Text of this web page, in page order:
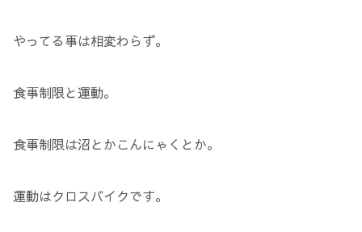
やってる事は相変わらず。
食事制限と運動。
食事制限は沼とかこんにゃくとか。
運動はクロスバイクです。